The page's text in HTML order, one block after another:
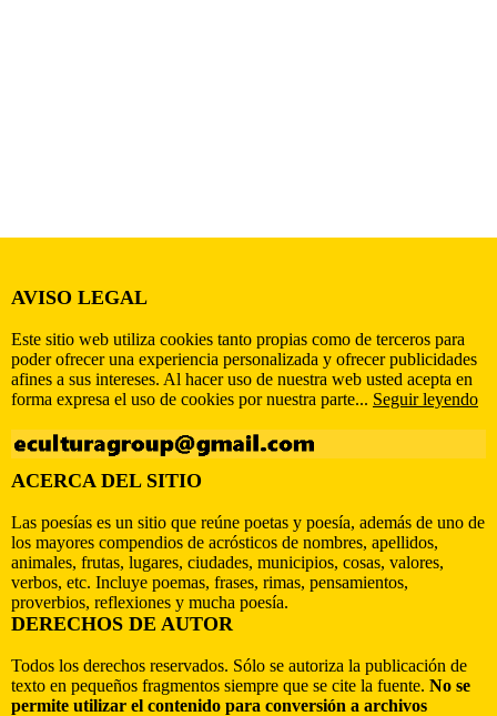
AVISO LEGAL
Este sitio web utiliza cookies tanto propias como de terceros para
poder ofrecer una experiencia personalizada y ofrecer publicidades
afines a sus intereses. Al hacer uso de nuestra web usted acepta en
forma expresa el uso de cookies por nuestra parte... Seguir leyendo
ACERCA DEL SITIO
Las poesías es un sitio que reúne poetas y poesía, además de uno de
los mayores compendios de acrósticos de nombres, apellidos,
animales, frutas, lugares, ciudades, municipios, cosas, valores,
verbos, etc. Incluye poemas, frases, rimas, pensamientos,
proverbios, reflexiones y mucha poesía.
DERECHOS DE AUTOR
Todos los derechos reservados. Sólo se autoriza la publicación de
texto en pequeños fragmentos siempre que se cite la fuente. No se
permite utilizar el contenido para conversión a archivos